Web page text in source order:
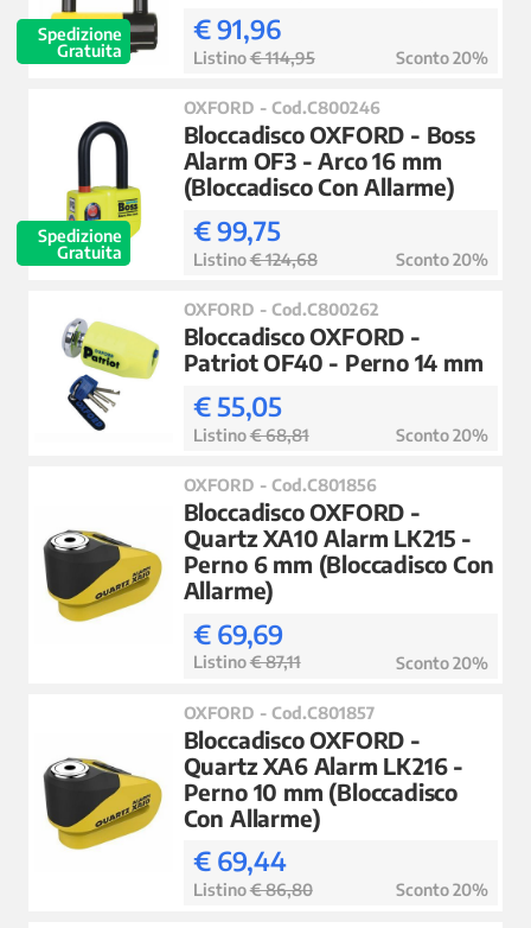
Spedizione
Gratuita
€ 91,96
Listino€ 114,95 Sconto 20%
Spedizione
Gratuita
OXFORD - Cod.C800246
Bloccadisco OXFORD - Boss
Alarm OF3 - Arco 16 mm
(Bloccadisco Con Allarme)
€ 99,75
Listino€ 124,68 Sconto 20%
OXFORD - Cod.C800262
Bloccadisco OXFORD -
Patriot OF40 - Perno 14 mm
€ 55,05
Listino€ 68,81 Sconto 20%
OXFORD - Cod.C801856
Bloccadisco OXFORD -
Quartz XA10 Alarm LK215 -
Perno 6 mm (Bloccadisco Con
Allarme)
€ 69,69
Listino€ 87,11 Sconto 20%
OXFORD - Cod.C801857
Bloccadisco OXFORD -
Quartz XA6 Alarm LK216 -
Perno 10 mm (Bloccadisco
Con Allarme)
€ 69,44
Listino€ 86,80 Sconto 20%